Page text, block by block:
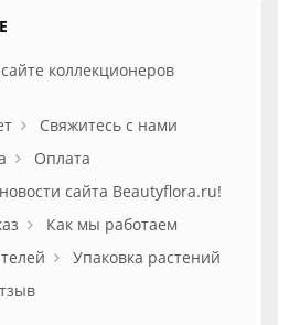
коллекционеров
Свяжитесь с нами
Оплата
сайта Beautyflora.ru!
Как мы работаем
Упаковка растений